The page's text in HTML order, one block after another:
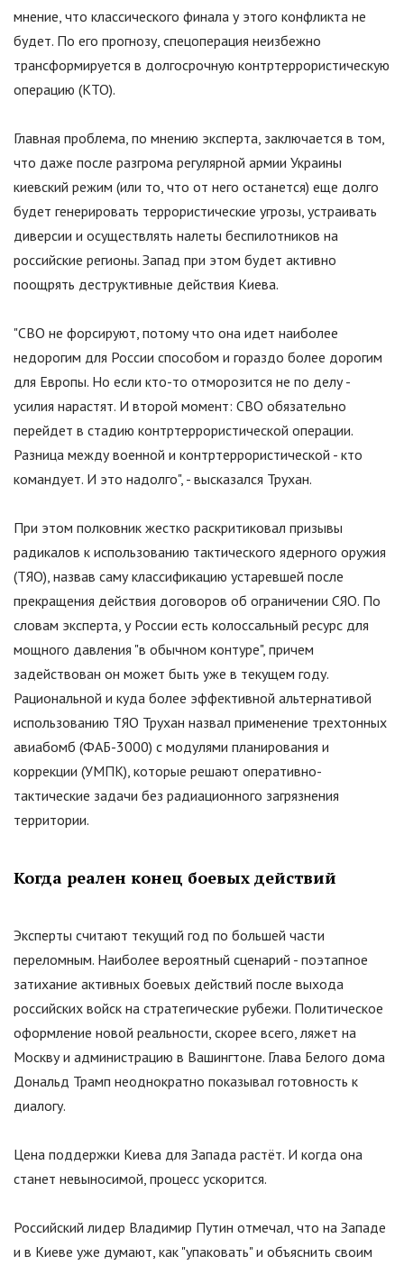
мнение, что классического финала у этого конфликта не
будет. По его прогнозу, спецоперация неизбежно
трансформируется в долгосрочную контртеррористическую
операцию (КТО).
Главная проблема, по мнению эксперта, заключается в том,
что даже после разгрома регулярной армии Украины
киевский режим (или то, что от него останется) еще долго
будет генерировать террористические угрозы, устраивать
диверсии и осуществлять налеты беспилотников на
российские регионы. Запад при этом будет активно
поощрять деструктивные действия Киева.
"СВО не форсируют, потому что она идет наиболее
недорогим для России способом и гораздо более дорогим
для Европы. Но если кто-то отморозится не по делу -
усилия нарастят. И второй момент: СВО обязательно
перейдет в стадию контртеррористической операции.
Разница между военной и контртеррористической - кто
командует. И это надолго", - высказался Трухан.
При этом полковник жестко раскритиковал призывы
радикалов к использованию тактического ядерного оружия
(ТЯО), назвав саму классификацию устаревшей после
прекращения действия договоров об ограничении СЯО. По
словам эксперта, у России есть колоссальный ресурс для
мощного давления "в обычном контуре", причем
задействован он может быть уже в текущем году.
Рациональной и куда более эффективной альтернативой
использованию ТЯО Трухан назвал применение трехтонных
авиабомб (ФАБ-3000) с модулями планирования и
коррекции (УМПК), которые решают оперативно-
тактические задачи без радиационного загрязнения
территории.
Когда реален конец боевых действий
Эксперты считают текущий год по большей части
переломным. Наиболее вероятный сценарий - поэтапное
затихание активных боевых действий после выхода
российских войск на стратегические рубежи. Политическое
оформление новой реальности, скорее всего, ляжет на
Москву и администрацию в Вашингтоне. Глава Белого дома
Дональд Трамп неоднократно показывал готовность к
диалогу.
Цена поддержки Киева для Запада растёт. И когда она
станет невыносимой, процесс ускорится.
Российский лидер Владимир Путин отмечал, что на Западе
и в Киеве уже думают, как "упаковать"и объяснить своим